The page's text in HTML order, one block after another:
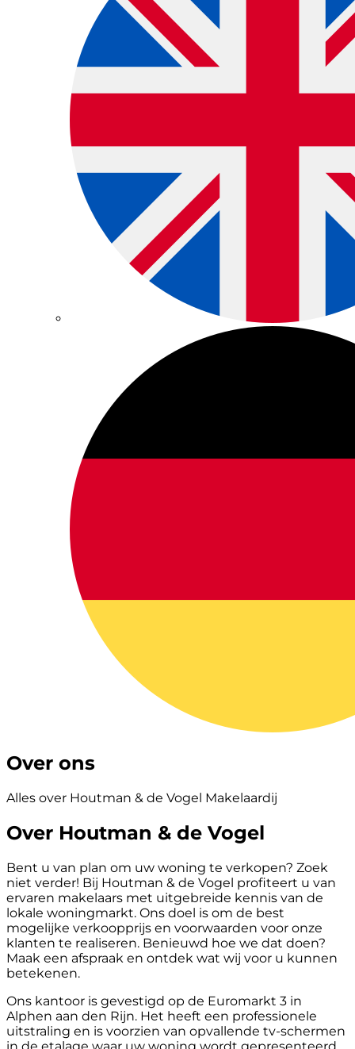
Over ons
Alles over Houtman & de Vogel Makelaardij
Over Houtman & de Vogel
Bent u van plan om uw woning te verkopen? Zoek
niet verder! Bij Houtman & de Vogel profiteert u van
ervaren makelaars met uitgebreide kennis van de
lokale woningmarkt. Ons doel is om de best
mogelijke verkoopprijs en voorwaarden voor onze
klanten te realiseren. Benieuwd hoe we dat doen?
Maak een afspraak en ontdek wat wij voor u kunnen
betekenen.
Ons kantoor is gevestigd op de Euromarkt 3 in
Alphen aan den Rijn. Het heeft een professionele
uitstraling en is voorzien van opvallende tv-schermen
in de etalage waar uw woning wordt gepresenteerd.